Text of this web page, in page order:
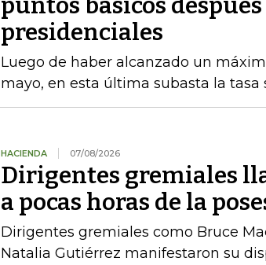
presidenciales
Luego de haber alcanzado un
mayo, en esta última subasta la tasa
HACIENDA 07/08/2026
Dirigentes gremiales
a pocas horas de la
Dirigentes gremiales como Bruce
Natalia Gutiérrez manifestaron su